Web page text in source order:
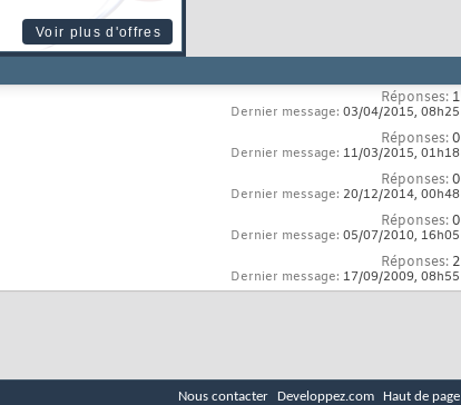
Voir plus d'offres
Réponses: 1
Dernier message: 03/04/2015, 08h25
Réponses:0
Dernier message: 11/03/2015, 01h18
Réponses:0
Dernier message: 20/12/2014, 00h48
Réponses:0
Dernier message: 05/07/2010, 16h05
Réponses: 2
Dernier message: 17/09/2009, 08h55
Nous contacter Developpez.com Haut de page